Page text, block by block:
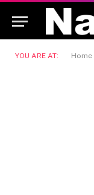
YOU ARE AT: Home